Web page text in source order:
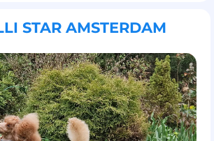
STAR AMSTERDAM